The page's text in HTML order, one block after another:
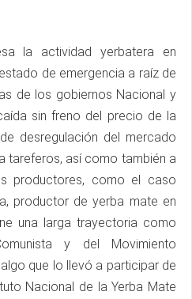
la actividad yerbatera en
de emergencia a raíz de
de los gobiernos Nacional y
sin freno del precio de la
desregulación del mercado
tareferos, así como también a
productores, como el caso
productor de yerba mate en
una larga trayectoria como
y del Movimiento
que lo llevó a participar de
Nacional de la Yerba Mate